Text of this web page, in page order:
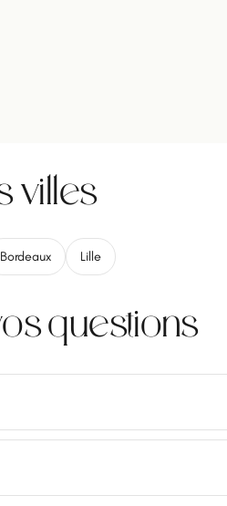
villes
Bordeaux Lille
questions